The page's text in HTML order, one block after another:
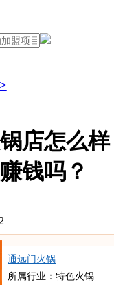
店怎么样
钱吗？
通远门火锅
所属行业：特色火锅